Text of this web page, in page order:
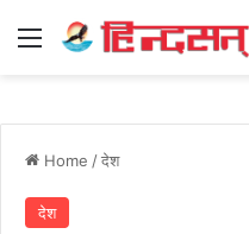
Menu
Home /देश
देश